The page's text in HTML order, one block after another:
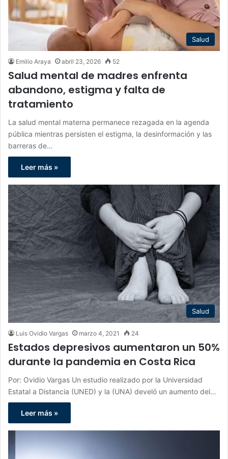
Salud
Emilio Araya abril 23, 2026 52
Salud mental de madres enfrenta
abandono, estigma y falta de
tratamiento
La salud mental materna permanece rezagada en la agenda
pública mientras persisten el estigma, la desinformación y las
barreras de…
Leer más »
Salud
Luis Ovidio Vargas marzo 4, 2021 24
Estados depresivos aumentaron un 50%
durante la pandemia en Costa Rica
Por: Ovidio Vargas Un estudio realizado por la Universidad
Estatal a Distancia (UNED) y la (UNA) develó un aumento del…
Leer más »